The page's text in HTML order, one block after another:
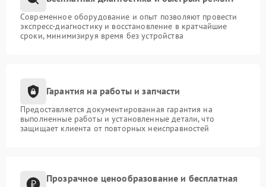
Современное оборудование и опыт позволяют провести
экспресс-диагностику и восстановление в кратчайшие
сроки, минимизируя время без устройства
Гарантия на работы и запчасти
Предоставляется документированная гарантия на
выполненные работы и установленные детали, что
защищает клиента от повторных неисправностей
Прозрачное ценообразование и бесплатная